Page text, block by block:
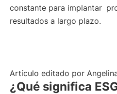
constante para implantar
resultados a largo plazo.
Artículo editado por
¿Qué significa